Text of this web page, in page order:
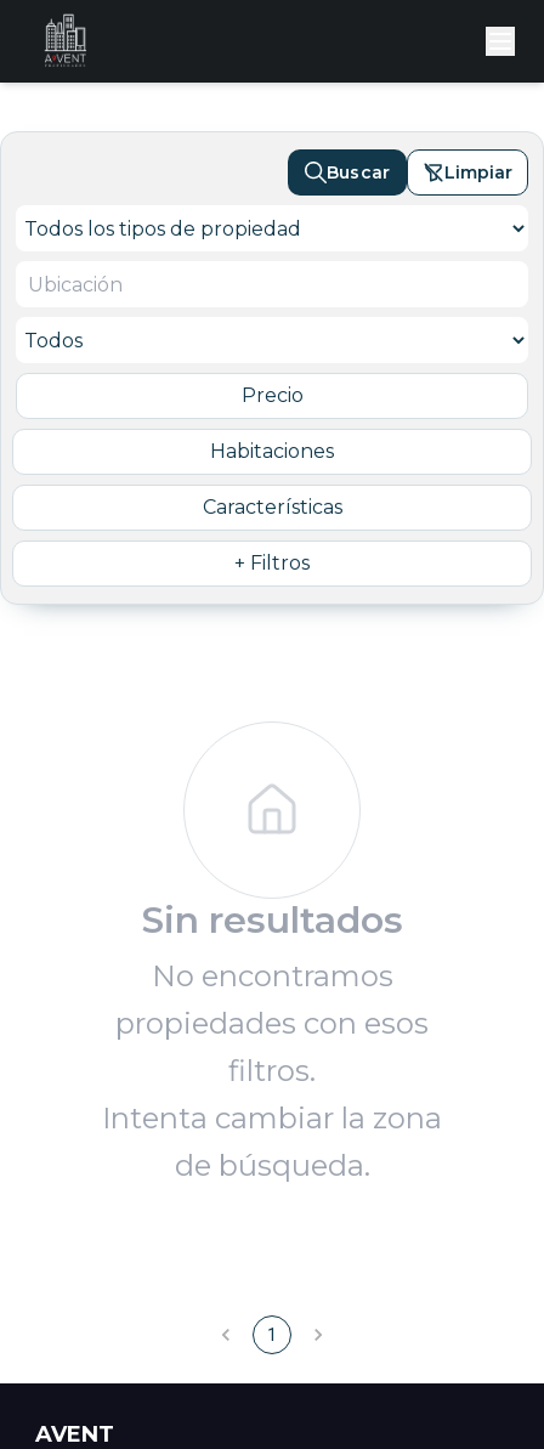
Precio
Habitaciones
Características
+ Filtros
Buscar Limpiar
Sin resultados
No encontramos
propiedades con esos
filtros.
Intenta cambiar la zona
de búsqueda.
1
AVENT